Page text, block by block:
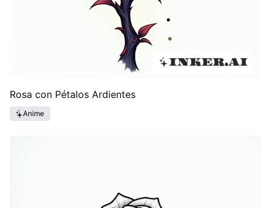
Rosa con Pétalos Ardientes
Anime